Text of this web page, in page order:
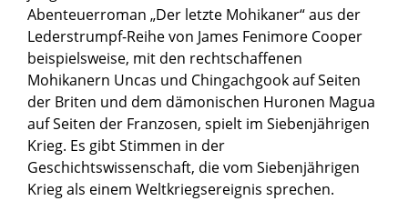
Abenteuerroman „Der letzte Mohikaner“ aus der
Lederstrumpf-Reihe von James Fenimore Cooper
beispielsweise, mit den rechtschaffenen
Mohikanern Uncas und Chingachgook auf Seiten
der Briten und dem dämonischen Huronen Magua
auf Seiten der Franzosen, spielt im Siebenjährigen
Krieg. Es gibt Stimmen in der
Geschichtswissenschaft, die vom Siebenjährigen
Krieg als einem Weltkriegsereignis sprechen.